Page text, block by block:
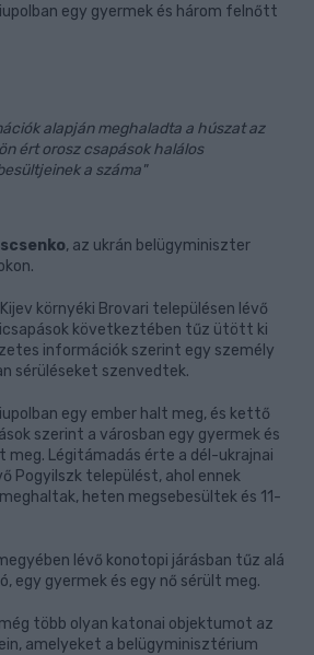
egy gyermek és három felnőtt
alapján meghaladta a húszat az
ért orosz csapások halálos
a száma"
, az ukrán belügyminiszter
környéki Brovari településen lévő
következtében tűz ütött ki
információk szerint egy személy
sérüléseket szenvedtek.
egy ember halt meg, és kettő
szerint a városban egy gyermek és
Légitámadás érte a dél-ukrajnai
Pogyilszk települést, ahol ennek
heten megsebesültek és 11-
lévő konotopi járásban tűz alá
egy gyermek és egy nő sérült meg.
több olyan katonai objektumot az
amelyeket a belügyminisztérium